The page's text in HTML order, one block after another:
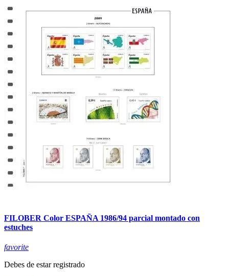
FILOBER Color ESPAÑA 1986/94 parcial montado con
estuches
favorite
Debes de estar registrado